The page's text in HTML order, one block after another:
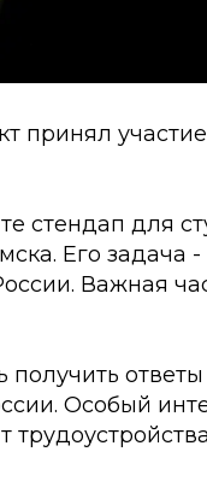
принял
стендап для
Его задача
Важная
Особый